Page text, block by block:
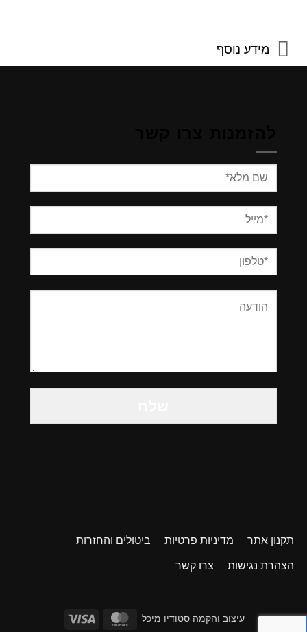
מידע נוסף
Please
this
תקנון אתר מדיניות פרטיות ביטולים והחזרות
הצהרת נגישות צרו קשר
עיצוב והקמה סטודיו מיכל
דילוג
דילוג